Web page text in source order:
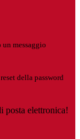
messaggio
della password
posta elettronica!